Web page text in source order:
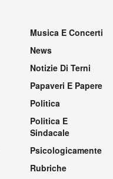
Musica E Concerti
News
Notizie Di Terni
Papaveri E Papere
Politica
Politica E
Sindacale
Psicologicamente
Rubriche